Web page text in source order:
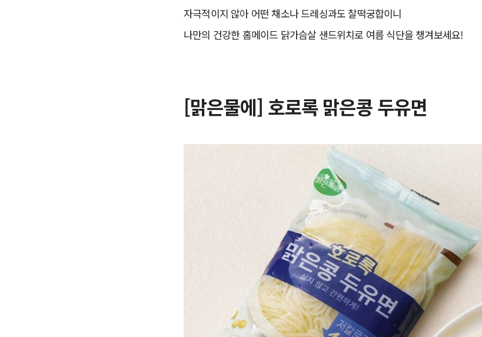
자극적이지 않아 어떤 채소나 드레싱과도 찰떡궁합이니
나만의 건강한 홈메이드 닭가슴살 샌드위치로 여름 식단을 챙겨보세요!
[맑은물에] 호로록 맑은콩 두유면